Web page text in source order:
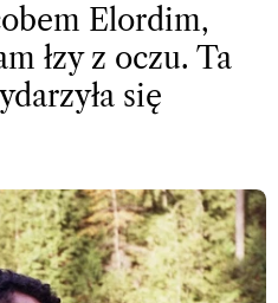
Elordim,
łzy z oczu. Ta
się